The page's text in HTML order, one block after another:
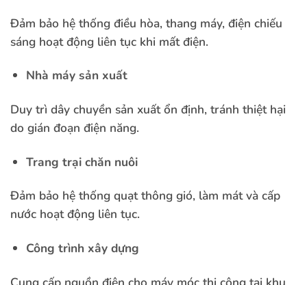
Đảm bảo hệ thống điều hòa, thang máy, điện chiếu
sáng hoạt động liên tục khi mất điện.
Nhà máy sản xuất
Duy trì dây chuyền sản xuất ổn định, tránh thiệt hại
do gián đoạn điện năng.
Trang trại chăn nuôi
Đảm bảo hệ thống quạt thông gió, làm mát và cấp
nước hoạt động liên tục.
Công trình xây dựng